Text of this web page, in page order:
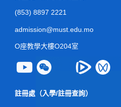
(853) 8897 2221
admission@must.edu.mo
O座教學大樓O204室
註冊處（入學/註冊查詢）